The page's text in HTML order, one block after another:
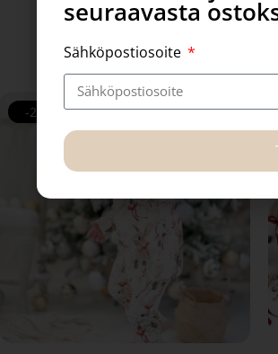
-20%
seuraavasta
Sähköpostiosoite